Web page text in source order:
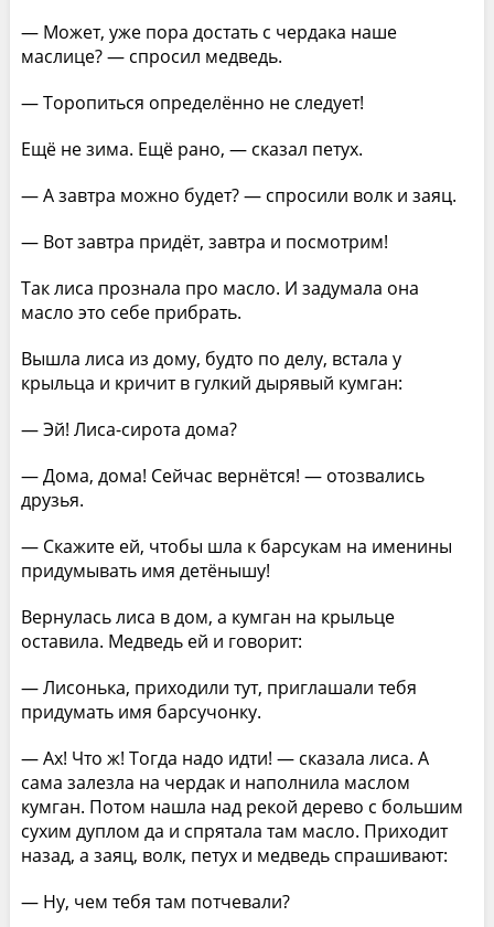
— Может, уже пора достать с чердака наше
маслице? — спросил медведь.
— Торопиться определённо не следует!
Ещё не зима. Ещё рано, — сказал петух.
— А завтра можно будет? — спросили волк и заяц.
— Вот завтра придёт, завтра и посмотрим!
Так лиса прознала про масло. И задумала она
масло это себе прибрать.
Вышла лиса из дому, будто по делу, встала у
крыльца и кричит в гулкий дырявый кумган:
— Эй! Лиса-сирота дома?
— Дома, дома! Сейчас вернётся! — отозвались
друзья.
— Скажите ей, чтобы шла к барсукам на именины
придумывать имя детёнышу!
Вернулась лиса в дом, а кумган на крыльце
оставила. Медведь ей и говорит:
— Лисонька, приходили тут, приглашали тебя
придумать имя барсучонку.
— Ах! Что ж! Тогда надо идти! — сказала лиса. А
сама залезла на чердак и наполнила маслом
кумган. Потом нашла над рекой дерево с большим
сухим дуплом да и спрятала там масло. Приходит
назад, а заяц, волк, петух и медведь спрашивают:
— Ну, чем тебя там потчевали?